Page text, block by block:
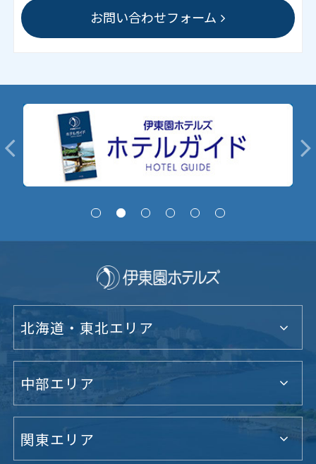
お問い合わせフォーム
北海道・東北エリア
中部エリア
関東エリア